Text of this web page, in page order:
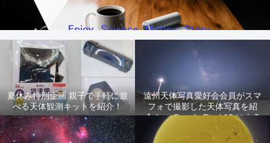
夏休み特別企画 親子で手軽に遊
べる天体観測キットを紹介！
遠州天体写真愛好会会員がスマ
フォで撮影した天体写真を紹
介！ -Google Pixel 10 による
星景写真-